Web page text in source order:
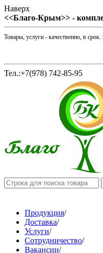
Наверх
<<Благо-Крым>> -
Товары, услуги - качественно, в
Тел.:+7(978) 742-85-95
Продукция/
Доставка/
Услуги/
Сотрудничество/
Вакансии/